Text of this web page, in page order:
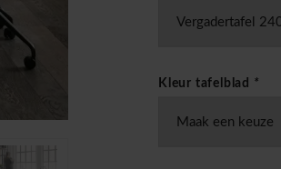
Kleur tafelblad *